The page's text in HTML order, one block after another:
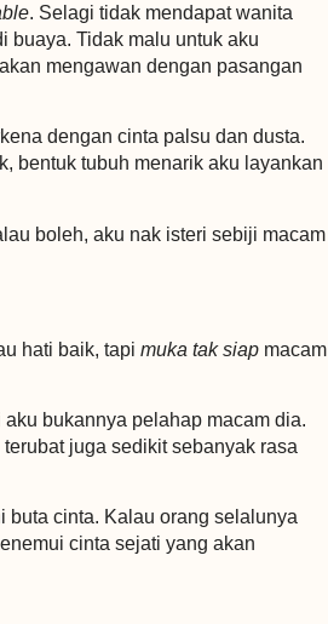
. Selagi tidak mendapat wanita
buaya. Tidak malu untuk aku
mengawan dengan pasangan
dengan cinta palsu dan dusta.
bentuk tubuh menarik aku layankan
boleh, aku nak isteri sebiji macam
hati baik, tapi muka tak siap macam
bukannya pelahap macam dia.
juga sedikit sebanyak rasa
buta cinta. Kalau orang selalunya
cinta sejati yang akan